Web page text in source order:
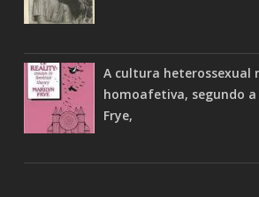
A cultura heterossexual
homoafetiva, segundo
Frye,